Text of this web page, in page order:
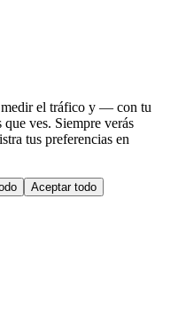
medir el tráfico y — con tu
ves. Siempre verás
tus preferencias en
Aceptar todo